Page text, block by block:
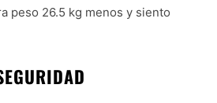
peso 26.5 kg menos y siento